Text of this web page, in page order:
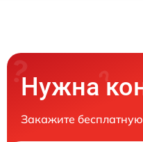
Нужна
Закажите